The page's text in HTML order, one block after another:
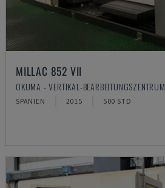
MILLAC 852 VII
OKUMA - VERTIKAL-BEARBEITUNGSZENTRUM
SPANIEN 2015 500 STD